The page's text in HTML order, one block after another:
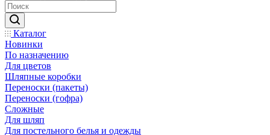
Каталог
Новинки
По назначению
Для цветов
Шляпные коробки
Переноски (пакеты)
Переноски (гофра)
Сложные
Для шляп
Для постельного белья и одежды